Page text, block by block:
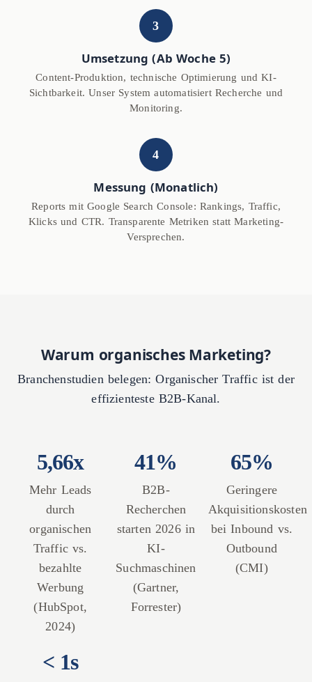
3
Umsetzung (Ab Woche 5)
Content-Produktion, technische Optimierung und KI-
Sichtbarkeit. Unser System automatisiert Recherche und
Monitoring.
4
Messung (Monatlich)
Reports mit Google Search Console: Rankings, Traffic,
Klicks und CTR. Transparente Metriken statt Marketing-
Versprechen.
Warum organisches Marketing?
Branchenstudien belegen: Organischer Traffic ist der
effizienteste B2B-Kanal.
5,66x
Mehr Leads
durch
organischen
Traffic vs.
bezahlte
Werbung
(HubSpot,
2024)
41%
B2B-
Recherchen
starten 2026 in
KI-
Suchmaschinen
(Gartner,
Forrester)
65%
Geringere
Akquisitionskosten
bei Inbound vs.
Outbound
(CMI)
< 1s